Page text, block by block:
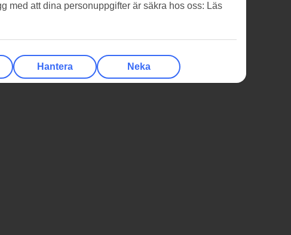
med att dina personuppgifter är säkra hos oss: Läs
Hantera Neka